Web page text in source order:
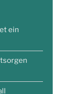
ein